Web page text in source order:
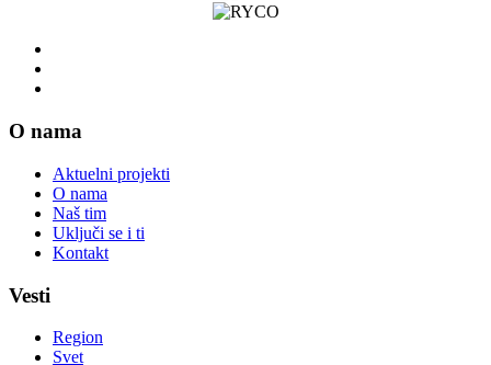
O nama
Aktuelni projekti
O nama
Naš tim
Uključi se i ti
Kontakt
Vesti
Region
Svet